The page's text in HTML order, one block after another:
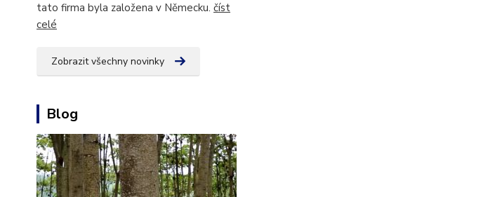
tato firma byla založena v Německu. číst
celé
Zobrazit všechny novinky
Blog